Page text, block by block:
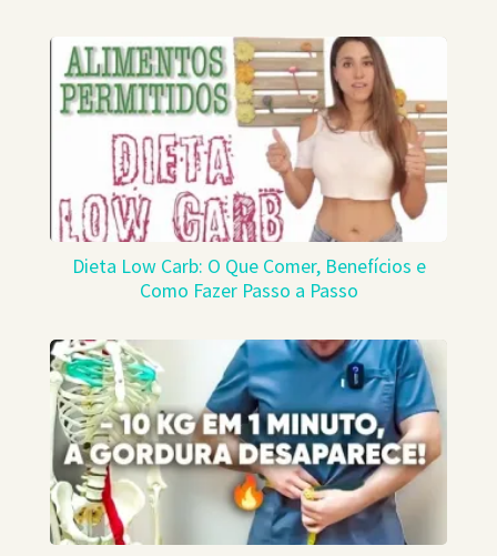
Dieta Low Carb: O Que Comer, Benefícios e
Como Fazer Passo a Passo